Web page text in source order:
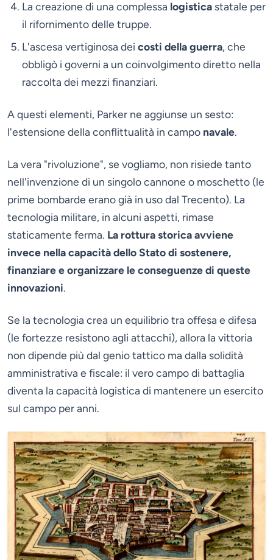
La creazione di una complessa logistica statale per
il rifornimento delle truppe.
L'ascesa vertiginosa dei costi della guerra, che
obbligò i governi a un coinvolgimento diretto nella
raccolta dei mezzi finanziari.
A questi elementi, Parker ne aggiunse un sesto:
l'estensione della conflittualità in campo navale.
La vera "rivoluzione", se vogliamo, non risiede tanto
nell'invenzione di un singolo cannone o moschetto (le
prime bombarde erano già in uso dal Trecento). La
tecnologia militare, in alcuni aspetti, rimase
staticamente ferma. La rottura storica avviene
invece nella capacità dello Stato di sostenere,
finanziare e organizzare le conseguenze di queste
innovazioni.
Se la tecnologia crea un equilibrio tra offesa e difesa
(le fortezze resistono agli attacchi), allora la vittoria
non dipende più dal genio tattico ma dalla solidità
amministrativa e fiscale: il vero campo di battaglia
diventa la capacità logistica di mantenere un esercito
sul campo per anni.